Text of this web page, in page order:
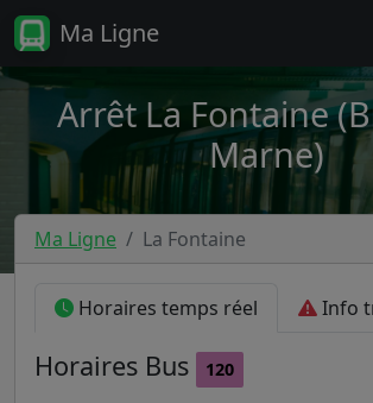
Ma Ligne
Arrêt La Fontaine
Marne)
Ma Ligne La Fontaine
Horaires temps réel Info
Horaires Bus 120